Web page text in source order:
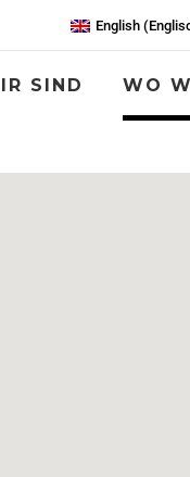
English (
SIND WO